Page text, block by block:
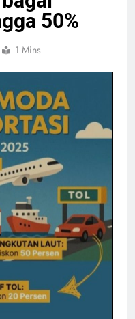
50%
1 Mins